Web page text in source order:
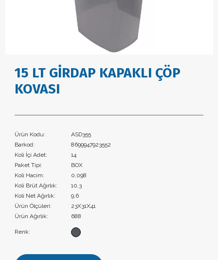
15 LT GİRDAP KAPAKLI ÇÖP
KOVASI
Ürün Kodu:
ASD355
Barkod:
8699947923552
Koli İçi Adet:
14
Paket Tipi:
BOX
Koli Hacim:
0,098
Koli Brüt Ağırlık:
10,3
Koli Net Ağırlık:
9,6
Ürün Ölçüleri:
23X31X41
Ürün Ağırlık:
688
Renk: